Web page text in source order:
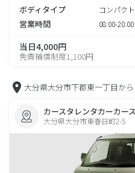
ボディタイプ コンパクト
営業時間 08:00-20:00
当日4,000円
免責補償制度1,100円
大分県大分市下郡東一丁目から
カースタレンタカーカー
大分県大分市東春日町2-5